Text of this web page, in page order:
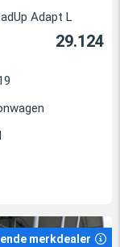
Adapt L
29.124
merkdealer